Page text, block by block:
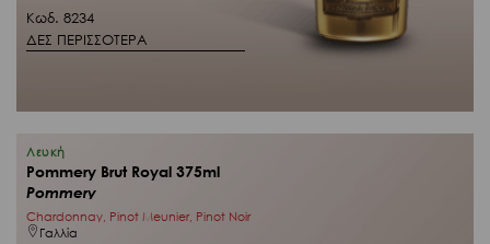
Κωδ. 8234
ΔΕΣ ΠΕΡΙΣΣΟΤΕΡΑ
Λευκή
Pommery Brut Royal 375ml
Pommery
Chardonnay, Pinot Meunier, Pinot Noir
Γαλλία